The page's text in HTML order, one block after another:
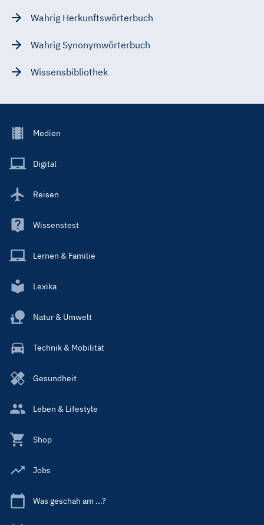
Wahrig Herkunftswörterbuch
Wahrig Synonymwörterbuch
Wissensbibliothek
Footer
Main
Medien
Digital
Reisen
Wissenstest
Lernen & Familie
Lexika
Natur & Umwelt
Technik & Mobilität
Gesundheit
Leben & Lifestyle
Shop
Jobs
Was geschah am ...?